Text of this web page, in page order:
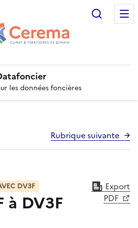
les données foncières
Rubrique suivante
DV3F
à DV3F
Export
PDF